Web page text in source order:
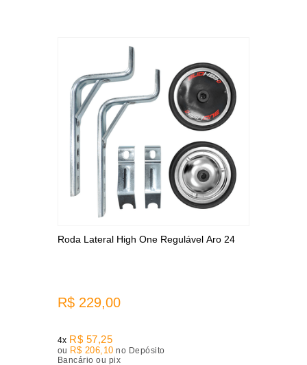
Roda Lateral High One Regulável Aro 24
R$ 229,00
4x R$ 57,25
ou R$ 206,10 no Depósito
Bancário ou pix